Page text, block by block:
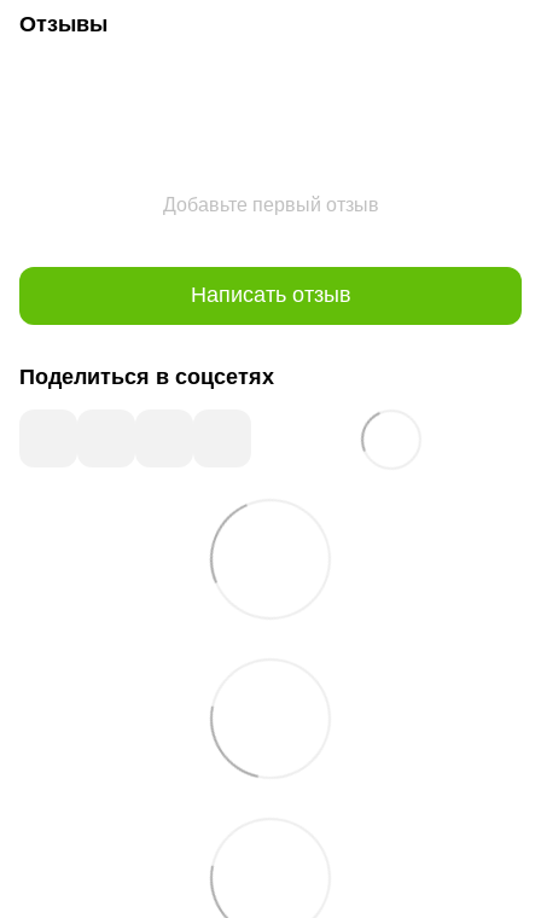
Отзывы
Добавьте первый отзыв
Написать отзыв
Поделиться в соцсетях